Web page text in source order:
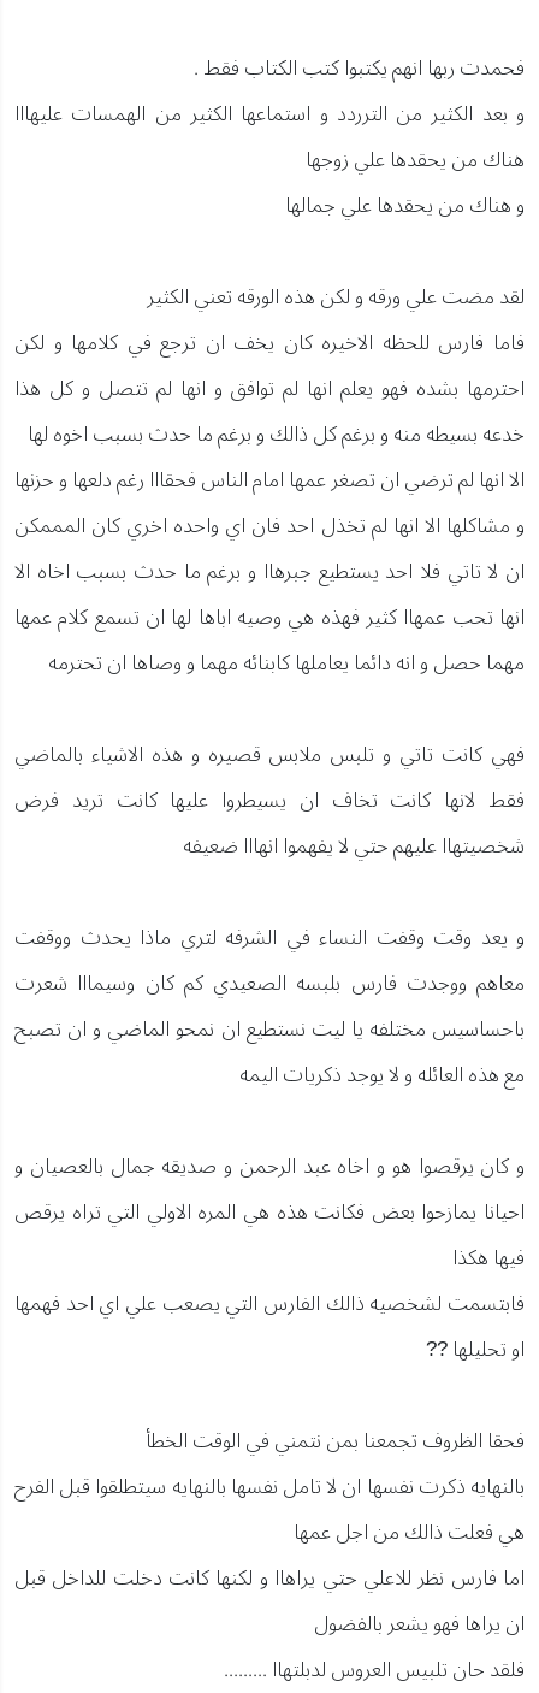
فحمدت ربها انهم يكتبوا كتب الكتاب فقط .
و بعد الكثير من الترردد و استماعها الكثير من الهمسات عليهااا
هناك من يحقدها علي زوجها
و هناك من يحقدها علي جمالها
لقد مضت علي ورقه و لكن هذه الورقه تعني الكثير
فاما فارس للحظه الاخيره كان يخف ان ترجع في كلامها و لكن
احترمها بشده فهو يعلم انها لم توافق و انها لم تتصل و كل هذا
خدعه بسيطه منه و برغم كل ذالك و برغم ما حدث بسبب اخوه لها
الا انها لم ترضي ان تصغر عمها امام الناس فحقااا رغم دلعها و حزنها
و مشاكلها الا انها لم تخذل احد فان اي واحده اخري كان المممكن
ان لا تاتي فلا احد يستطيع جبرهاا و برغم ما حدث بسبب اخاه الا
انها تحب عمهاا كثير فهذه هي وصيه اباها لها ان تسمع كلام عمها
مهما حصل و انه دائما يعاملها كابنائه مهما و وصاها ان تحترمه
فهي كانت تاتي و تلبس ملابس قصيره و هذه الاشياء بالماضي
فقط لانها كانت تخاف ان يسيطروا عليها كانت تريد فرض
شخصيتهاا عليهم حتي لا يفهموا انهااا ضعيفه
و يعد وقت وقفت النساء في الشرفه لتري ماذا يحدث ووقفت
معاهم ووجدت فارس بلبسه الصعيدي كم كان وسيمااا شعرت
باحساسيس مختلفه يا ليت نستطيع ان نمحو الماضي و ان تصبح
مع هذه العائله و لا يوجد ذكريات اليمه
و كان يرقصوا هو و اخاه عبد الرحمن و صديقه جمال بالعصيان و
احيانا يمازحوا بعض فكانت هذه هي المره الاولي التي تراه يرقص
فيها هكذا
فابتسمت لشخصيه ذالك الفارس التي يصعب علي اي احد فهمها
او تحليلها ??
فحقا الظروف تجمعنا بمن نتمني في الوقت الخطأ
بالنهايه ذكرت نفسها ان لا تامل نفسها بالنهايه سيتطلقوا قبل الفرح
هي فعلت ذالك من اجل عمها
اما فارس نظر للاعلي حتي يراهاا و لكنها كانت دخلت للداخل قبل
ان يراها فهو يشعر بالفضول
فلقد حان تلبيس العروس لدبلتهاا .........